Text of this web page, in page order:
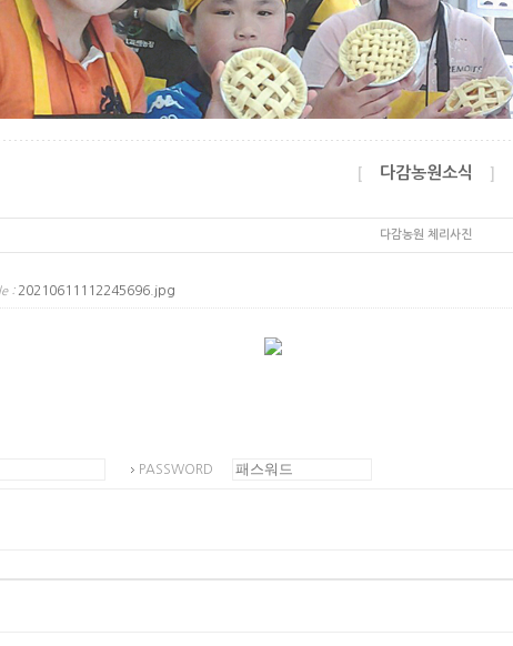
다감농원소식
다감농원 체리사진
: 20210611112245696.jpg
PASSWORD